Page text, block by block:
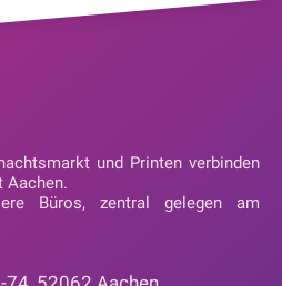
und Printen verbinden
Aachen.
Büros, zentral gelegen am